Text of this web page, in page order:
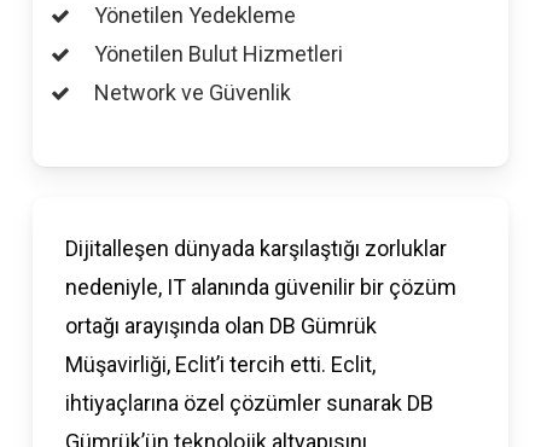
Yönetilen Yedekleme
Yönetilen Bulut Hizmetleri
Network ve Güvenlik
Dijitalleşen dünyada karşılaştığı zorluklar
nedeniyle, IT alanında güvenilir bir çözüm
ortağı arayışında olan DB Gümrük
Müşavirliği, Eclit’i tercih etti. Eclit,
ihtiyaçlarına özel çözümler sunarak DB
Gümrük’ün teknolojik altyapısını